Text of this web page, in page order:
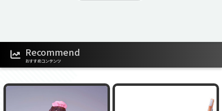
Recommend
おすすめコンテンツ